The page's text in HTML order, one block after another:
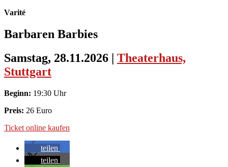
Varité
Barbaren Barbies
Samstag, 28.11.2026 | Theaterhaus,
Stuttgart
Beginn: 19:30 Uhr
Preis: 26 Euro
Ticket online kaufen
teilen
teilen